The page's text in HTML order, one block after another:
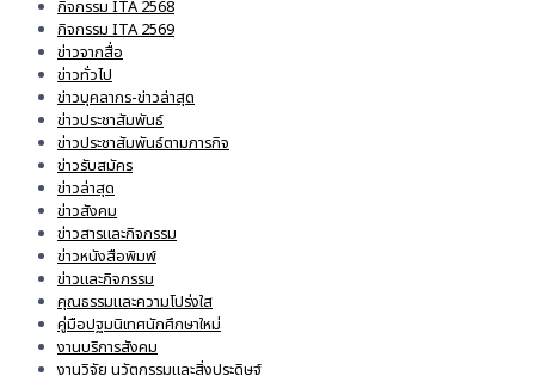
กิจกรรม ITA 2568
กิจกรรม ITA 2569
ข่าวจากสื่อ
ข่าวทั่วไป
ข่าวบุคลากร-ข่าวล่าสุด
ข่าวประชาสัมพันธ์
ข่าวประชาสัมพันธ์ตามภารกิจ
ข่าวรับสมัคร
ข่าวล่าสุด
ข่าวสังคม
ข่าวสารและกิจกรรม
ข่าวหนังสือพิมพ์
ข่าวและกิจกรรม
คุณธรรมและความโปร่งใส
คู่มือปฐมนิเทศนักศึกษาใหม่
งานบริการสังคม
งานวิจัย นวัตกรรมและสิ่งประดิษฐ์